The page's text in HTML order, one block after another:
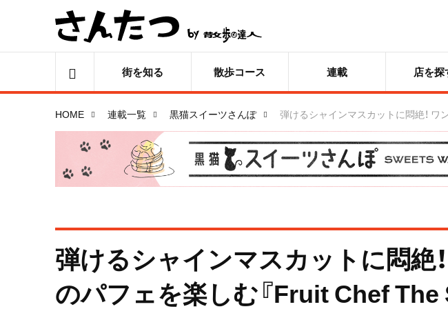
街を知る 散歩コース 連載 店を探
HOME 連載一覧 黒猫スイーツさんぽ 弾けるシャインマスカットに悶絶！
弾けるシャインマスカットに悶絶
のパフェを楽しむ『Fruit Chef The